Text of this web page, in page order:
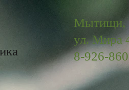
Мытищи,
ул. Мира
8-926-